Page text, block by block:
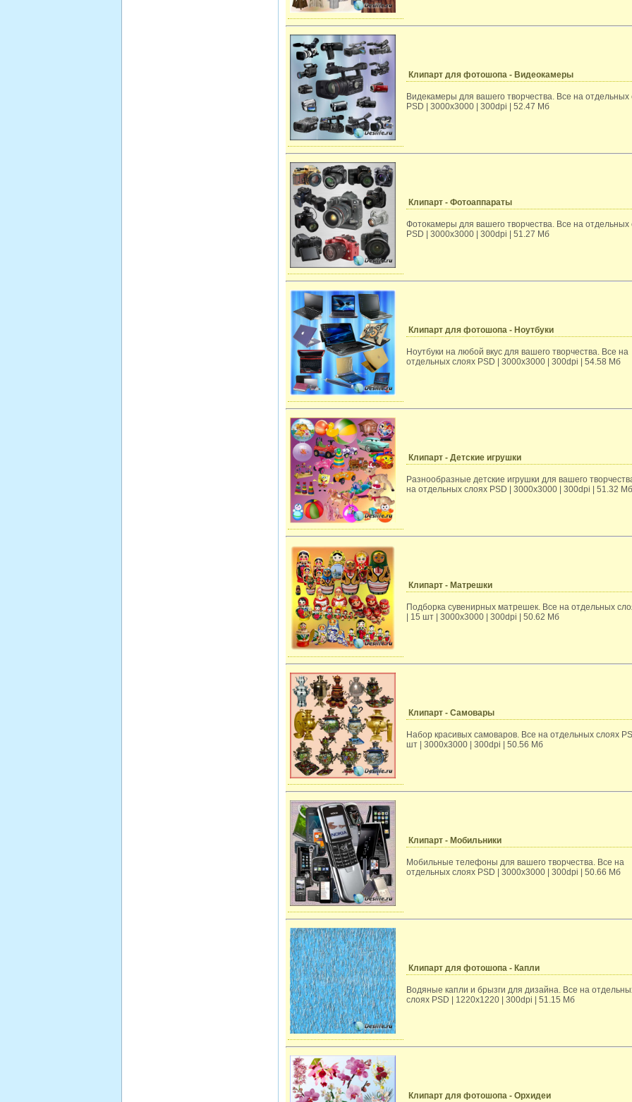
Клипарт для фотошопа - Видеокамеры
Видекамеры для вашего творчества. Все на отдельных
PSD | 3000х3000 | 300dpi | 52.47 Мб
Клипарт - Фотоаппараты
Фотокамеры для вашего творчества. Все на отдельных
PSD | 3000х3000 | 300dpi | 51.27 Мб
Клипарт для фотошопа - Ноутбуки
Ноутбуки на любой вкус для вашего творчества. Все на
отдельных слоях PSD | 3000х3000 | 300dpi | 54.58 Мб
Клипарт - Детские игрушки
Разнообразные детские игрушки для вашего
на отдельных слоях PSD | 3000х3000 | 300dpi | 51.32 Мб
Клипарт - Матрешки
Подборка сувенирных матрешек. Все на отдельных
| 15 шт | 3000х3000 | 300dpi | 50.62 Мб
Клипарт - Самовары
Набор красивых самоваров. Все на отдельных слоях
шт | 3000х3000 | 300dpi | 50.56 Мб
Клипарт - Мобильники
Мобильные телефоны для вашего творчества. Все на
отдельных слоях PSD | 3000х3000 | 300dpi | 50.66 Мб
Клипарт для фотошопа - Капли
Водяные капли и брызги для дизайна. Все на
слоях PSD | 1220х1220 | 300dpi | 51.15 Мб
Клипарт для фотошопа - Орхидеи